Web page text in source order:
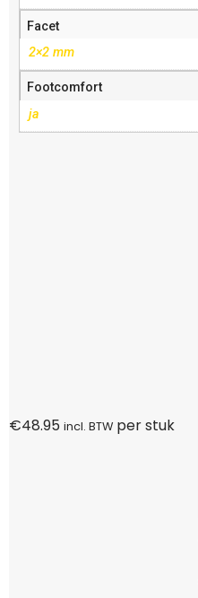
Facet
2×2 mm
Footcomfort
ja
€48.95 incl. BTW per stuk